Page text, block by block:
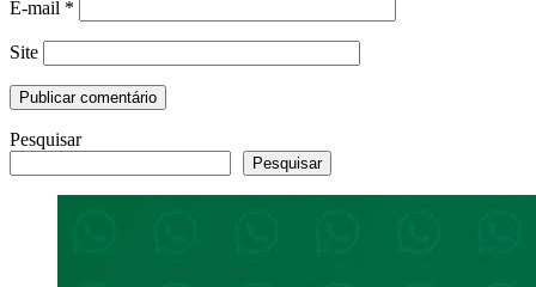
E-mail *
Site
Pesquisar
Pesquisar